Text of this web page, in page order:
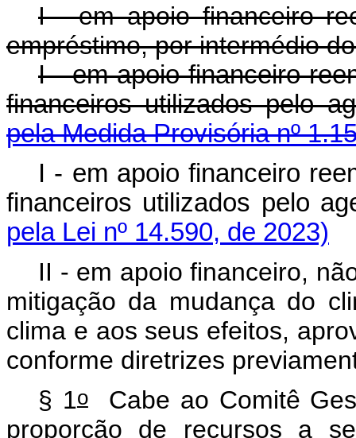
I - em apoio financeiro
empréstimo, por intermédio
I - em apoio financeiro
financeiros utilizados
pela Medida Provisória nº
I - em apoio financeiro
financeiros utilizados
pela Lei nº 14.590, de 2023)
II - em apoio financeiro,
mitigação da mudança do
clima e aos seus efeitos,
conforme diretrizes
§ 1oCabe ao Comitê
proporção de recursos a